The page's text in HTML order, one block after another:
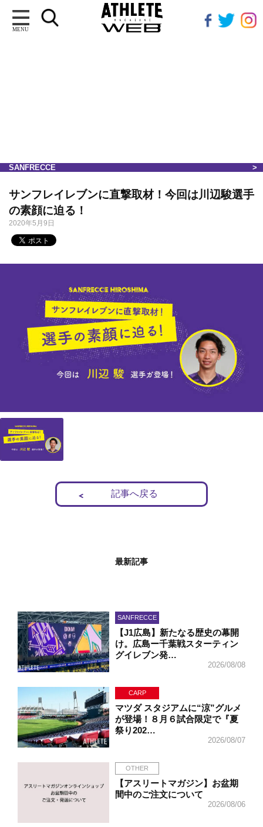
MENU
SANFRECCE
サンフレイレブンに直撃取材！今回は川辺駿選手
の素顔に迫る！
2020年5月9日
記事へ戻る
最新記事
SANFRECCE
【J1広島】新たなる歴史の幕開
け。広島ー千葉戦スターティン
グイレブン発…
2026/08/08
CARP
マツダ スタジアムに“涼”グルメ
が登場！８月６試合限定で『夏
祭り202…
2026/08/07
OTHER
【アスリートマガジン】お盆期
間中のご注文について
2026/08/06